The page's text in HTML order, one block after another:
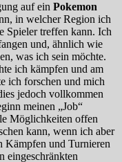
auf ein Pokemon
in welcher Region ich
Spieler treffen kann. Ich
und, ähnlich wie
was ich sein möchte.
ich kämpfen und am
ich forschen und mich
jedoch vollkommen
meinen „Job“
Möglichkeiten offen
kann, wenn ich aber
Kämpfen und Turnieren
eingeschränkten